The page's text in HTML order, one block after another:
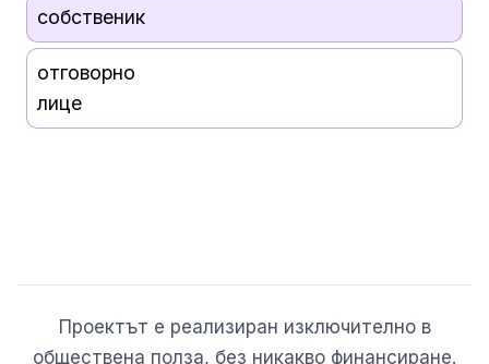
собственик
отговорно
лице
Проектът е реализиран изключително в
обществена полза, без никакво финансиране.